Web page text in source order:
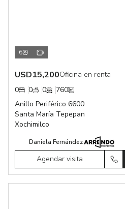
6
USD15,200Oficina en renta
0
0 0
760
Anillo Periférico 6600
Santa María Tepepan
Xochimilco
Daniela Fernández
Agendar visita